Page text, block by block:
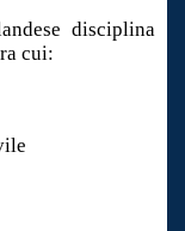
disciplina
cui: